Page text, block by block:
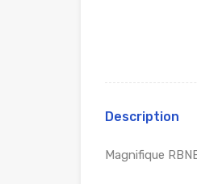
Description
Magnifique